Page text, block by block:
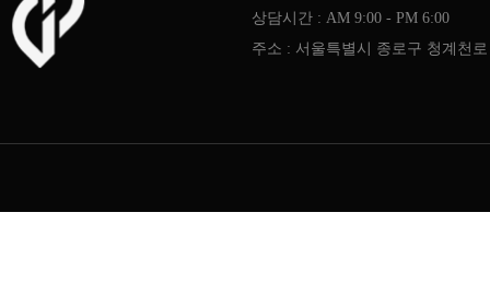
상담시간 : AM 9:00 - PM 6:00
주소 : 서울특별시 종로구 청계천로